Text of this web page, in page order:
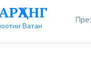
Ватан